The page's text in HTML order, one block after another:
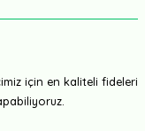
için en kaliteli fideleri